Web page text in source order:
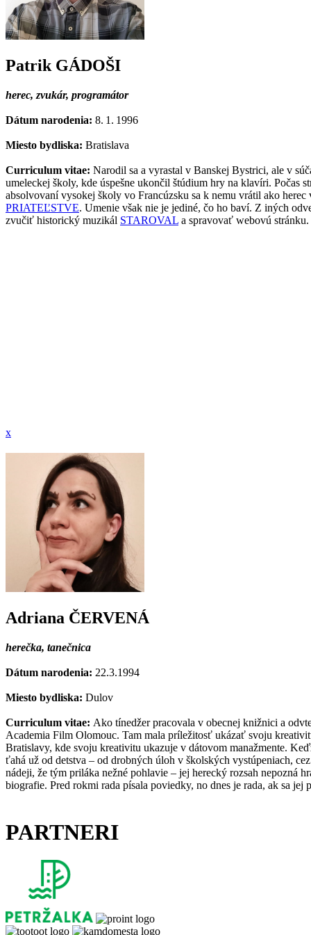
Patrik GÁDOŠI
herec, zvukár, programátor
Dátum narodenia: 8. 1. 1996
Miesto bydliska: Bratislava
Curriculum vitae: Narodil sa a vyrastal v Banskej Bystrici, ale v
umeleckej školy, kde úspešne ukončil štúdium hry na klavíri. Počas
absolvovaní vysokej školy vo Francúzsku sa k nemu vrátil ako
PRIATEĽSTVE. Umenie však nie je jediné, čo ho baví. Z iných
zvučiť historický muzikál STAROVAL a spravovať webovú stránku.
x
Adriana ČERVENÁ
herečka, tanečnica
Dátum narodenia: 22.3.1994
Miesto bydliska: Dulov
Curriculum vitae: Ako tínedžer pracovala v obecnej knižnici a
Academia Film Olomouc. Tam mala príležitosť ukázať svoju
Bratislavy, kde svoju kreativitu ukazuje v dátovom manažmente.
ťahá už od detstva – od drobných úloh v školských vystúpeniach,
nádeji, že tým priláka nežné pohlavie – jej herecký rozsah nepozná
biografie. Pred rokmi rada písala poviedky, no dnes je rada, ak sa
PARTNERI